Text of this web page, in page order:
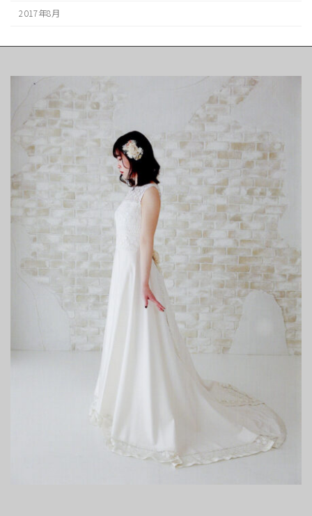
2017年8月